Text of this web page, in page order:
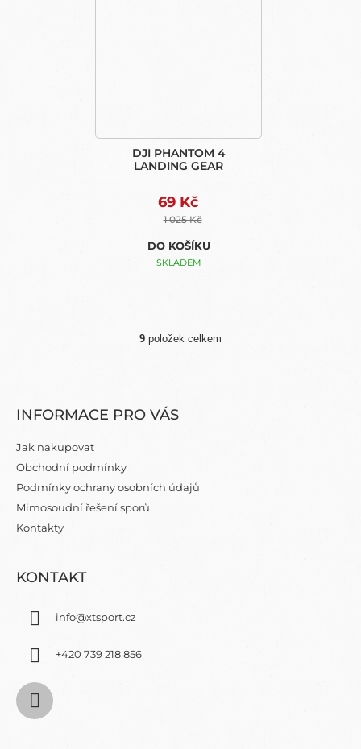
DJI PHANTOM 4
LANDING GEAR
69 Kč
1 025 Kč
DO KOŠÍKU
SKLADEM
O
L
R
V
9 položek celkem
INFORMACE PRO VÁS
Jak nakupovat
Obchodní podmínky
Podmínky ochrany osobních údajů
Mimosoudní řešení sporů
Kontakty
KONTAKT
info@xtsport.cz
+420 739 218 856